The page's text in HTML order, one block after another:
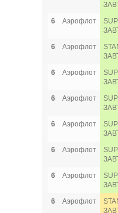
6
Аэрофлот
6
Аэрофлот
6
Аэрофлот
6
Аэрофлот
6
Аэрофлот
6
Аэрофлот
6
Аэрофлот
6
Аэрофлот